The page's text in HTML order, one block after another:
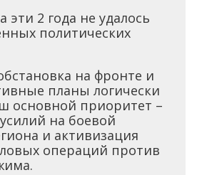
эти 2 года не удалось
политических
на фронте и
планы логически
основной приоритет –
на боевой
и активизация
операций против